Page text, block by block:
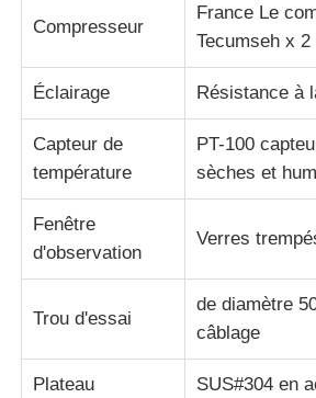
Compresseur
France Le
Tecumseh x
Éclairage Résistance à
Capteur de
température
PT-100
sèches et
Fenêtre
d'observation
Verres
Trou d'essai
de diamètre
câblage
Plateau
SUS#304 en